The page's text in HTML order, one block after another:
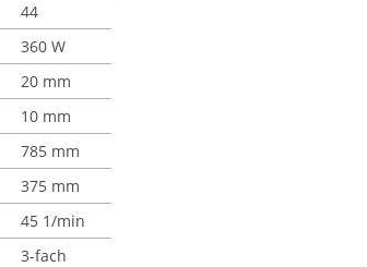
44
360 W
20 mm
10 mm
785 mm
375 mm
45 1/min
3-fach